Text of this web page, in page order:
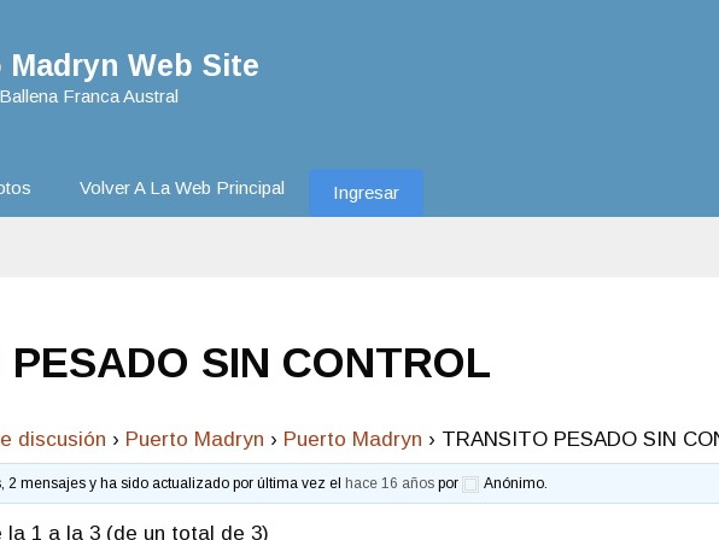
Madryn Web Site
Franca Austral
Volver A La Web Principal Ingresar
SIN CONTROL
discusión › Puerto Madryn › Puerto Madryn › TRANSITO PESADO SIN
2 mensajes y ha sido actualizado por última vez el hace 16 años por Anónimo.
1 a la 3 (de un total de 3)